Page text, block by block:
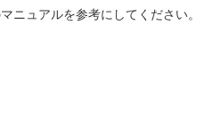
ニュアルを参考にしてください。